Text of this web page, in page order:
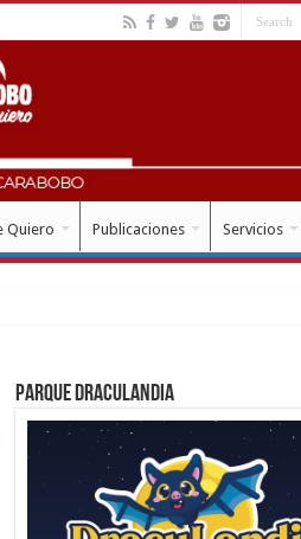
Quiero Publicaciones Servicios
Parque Draculandia